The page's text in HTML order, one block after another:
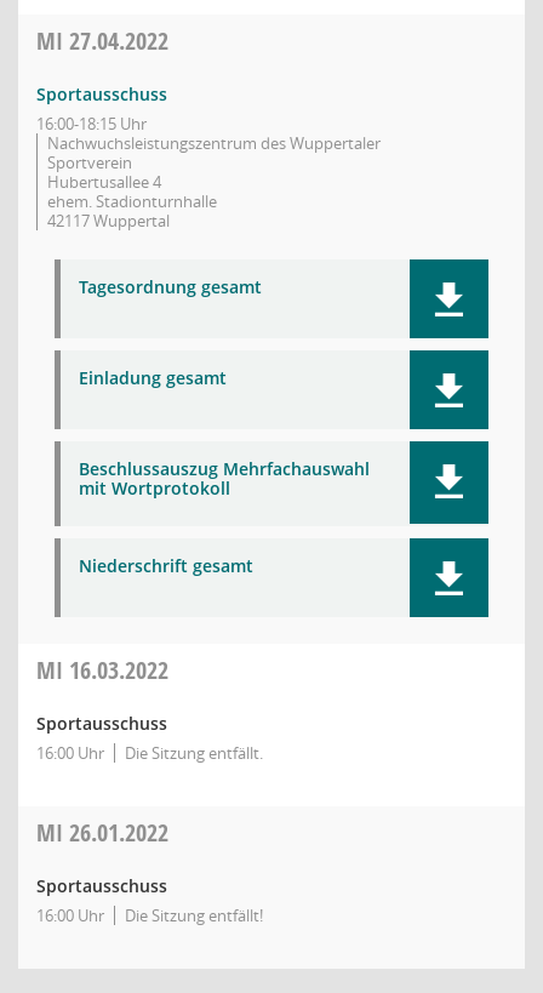
MI 27.04.2022
Sportausschuss
16:00-18:15 Uhr
Nachwuchsleistungszentrum des Wuppertaler
Sportverein
Hubertusallee 4
ehem. Stadionturnhalle
42117 Wuppertal
Tagesordnung gesamt
Einladung gesamt
Beschlussauszug Mehrfachauswahl
mit Wortprotokoll
Niederschrift gesamt
MI 16.03.2022
Sportausschuss
16:00 Uhr Die Sitzung entfällt.
MI 26.01.2022
Sportausschuss
16:00 Uhr Die Sitzung entfällt!